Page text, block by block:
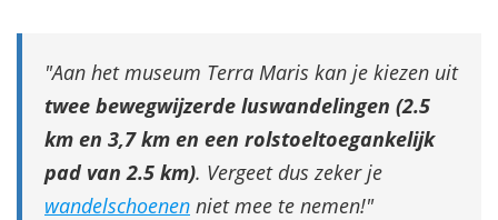
Aan het museum Terra Maris kan je kiezen uit
twee bewegwijzerde luswandelingen (2.5
km en 3,7 km en een rolstoeltoegankelijk
pad van 2.5 km). Vergeet dus zeker je
wandelschoenen niet mee te nemen!